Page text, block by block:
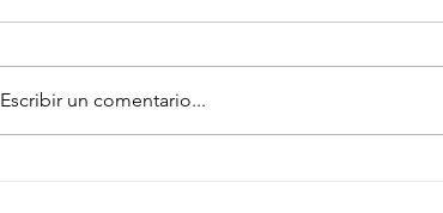
Escribir un comentario...